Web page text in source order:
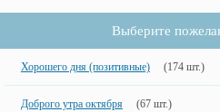
Выберите
Хорошего дня (позитивные) (174 шт.)
Доброго утра октября (67 шт.)